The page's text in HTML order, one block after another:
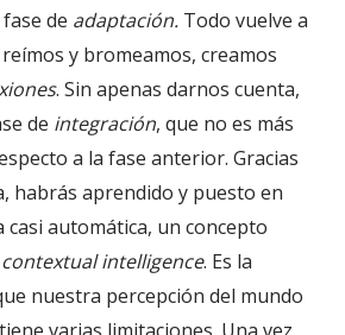
de adaptación. Todo vuelve a
y bromeamos, creamos
. Sin apenas darnos cuenta,
de integración, que no es más
a la fase anterior. Gracias
habrás aprendido y puesto en
casi automática, un concepto
intelligence. Es la
nuestra percepción del mundo